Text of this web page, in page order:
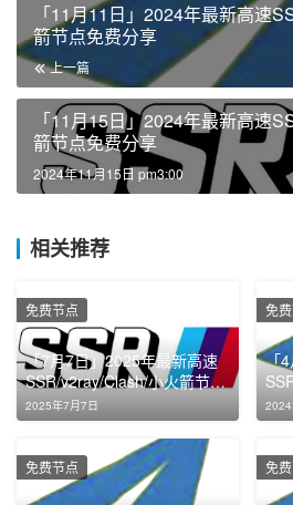
「11月11日」2024年最新高速
箭节点免费分享
上一篇
「11月15日」2024年最新高速
箭节点免费分享
2024年11月15日 pm3:00
相关推荐
「7月7日」2025年最新高速
SSR/v2ray/Clash/小火箭节点
免费分享
2025年7月7日
免费节点
「
免
免
免费节点 免